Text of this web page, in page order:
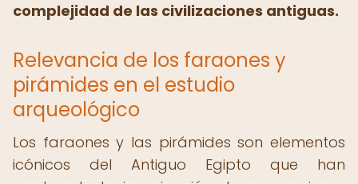
complejidad de las civilizaciones antiguas.
Relevancia de los faraones y
pirámides en el estudio
arqueológico
Los faraones y las pirámides son elementos
icónicos del Antiguo Egipto que han